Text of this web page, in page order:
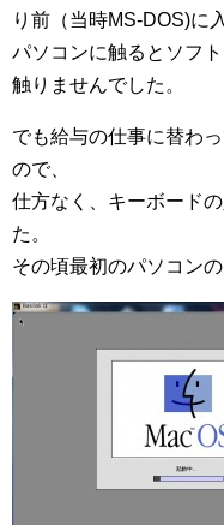
り前（当時MS-DOS)に
パソコンに触るとソフ
触りませんでした。
でも給与の仕事に替わ
ので、
仕方なく、キーボード
た。
その頃最初のパソコン